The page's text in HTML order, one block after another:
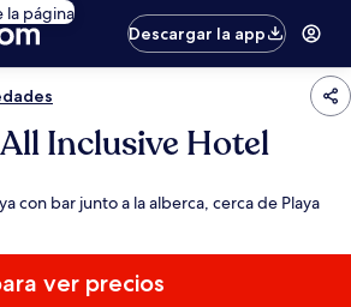
la página
Descargar la app
Inclusive Hotel
con bar junto a la alberca, cerca de Playa
ver precios